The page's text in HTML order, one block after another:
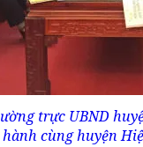
trực UBND
hành cùng huyện